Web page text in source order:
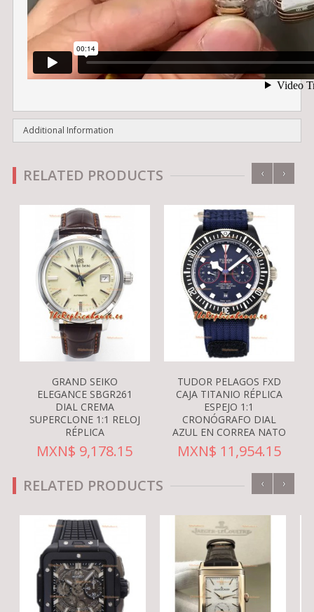
Additional Information
RELATED PRODUCTS
GRAND SEIKO
ELEGANCE SBGR261
DIAL CREMA
SUPERCLONE 1:1 RELOJ
RÉPLICA
MXN$ 9,178.15
TUDOR PELAGOS FXD
CAJA TITANIO RÉPLICA
ESPEJO 1:1
CRONÓGRAFO DIAL
AZUL EN CORREA NATO
MXN$ 11,954.15
‹ ›
RELATED PRODUCTS ‹ ›